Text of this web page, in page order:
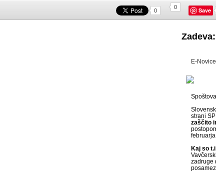
0
0 Save
E-
strani
zaščito
Kaj so
zadruge